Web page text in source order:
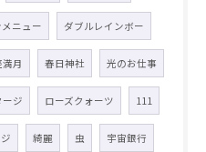
ニュー ダブルレインボー
月 春日神社 光のお仕事
ージ ローズクォーツ 111
綺麗 虫 宇宙銀行